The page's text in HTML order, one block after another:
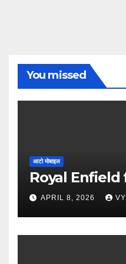
You missed
आटो मोबाइल
Royal Enfield
APRIL 8, 2026